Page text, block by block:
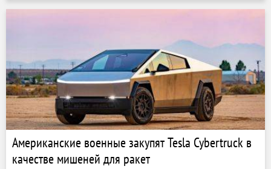
Американские военные закупят Tesla Cybertruck в
качестве мишеней для ракет